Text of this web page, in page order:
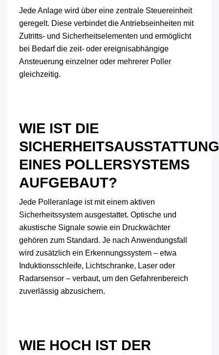
Jede Anlage wird über eine zentrale Steuereinheit
geregelt. Diese verbindet die Antriebseinheiten mit
Zutritts- und Sicherheitselementen und ermöglicht
bei Bedarf die zeit- oder ereignisabhängige
Ansteuerung einzelner oder mehrerer Poller
gleichzeitig.
WIE IST DIE
SICHERHEITSAUSSTATTUNG
EINES POLLERSYSTEMS
AUFGEBAUT?
Jede Polleranlage ist mit einem aktiven
Sicherheitssystem ausgestattet. Optische und
akustische Signale sowie ein Druckwächter
gehören zum Standard. Je nach Anwendungsfall
wird zusätzlich ein Erkennungssystem – etwa
Induktionsschleife, Lichtschranke, Laser oder
Radarsensor – verbaut, um den Gefahrenbereich
zuverlässig abzusichern.
WIE HOCH IST DER